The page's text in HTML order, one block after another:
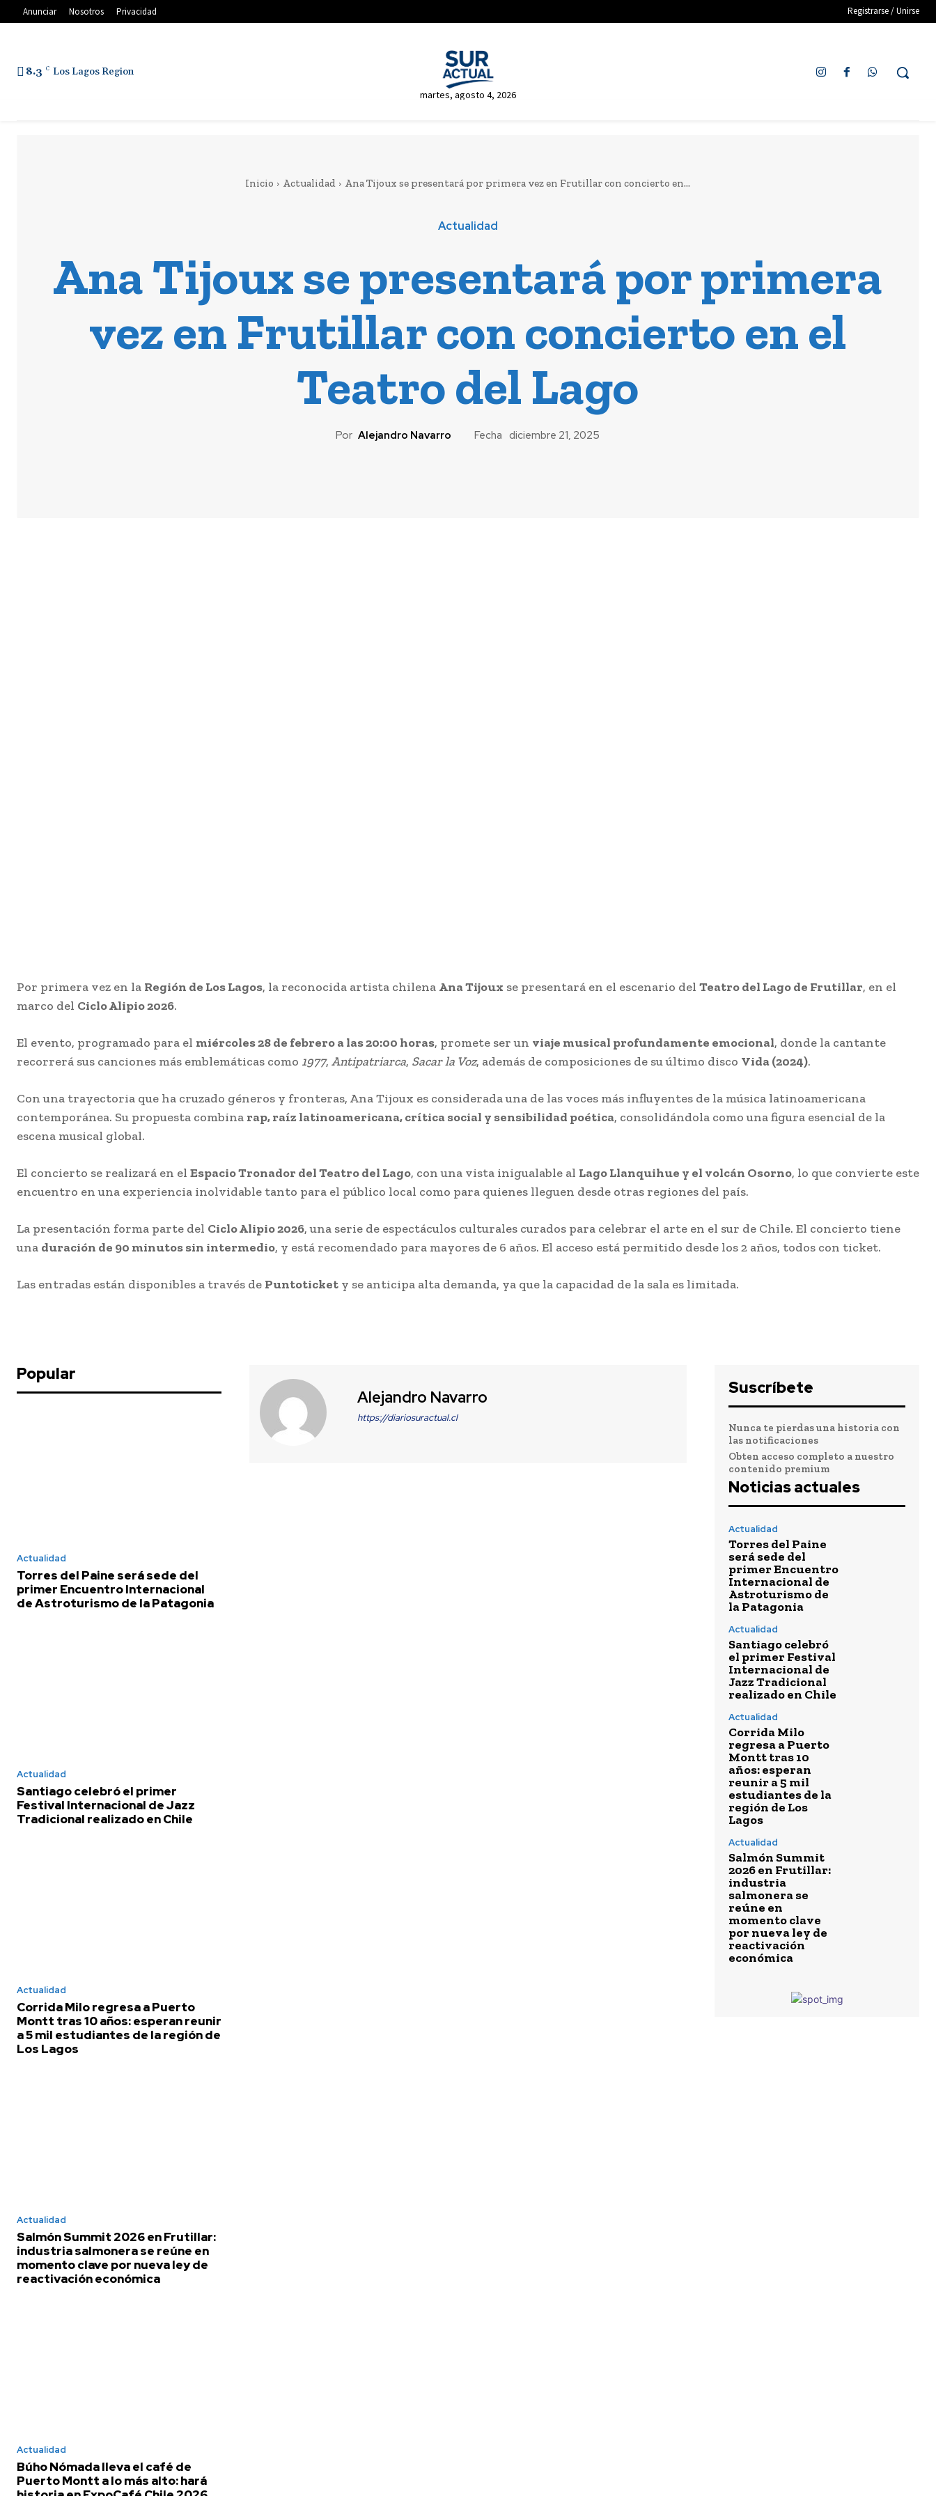
Anunciar Nosotros Privacidad Registrarse / Unirse
8.3 C Los Lagos Region
martes, agosto 4, 2026
Inicio Actualidad Ana Tijoux se presentará por primera vez en Frutillar con concierto en...
Actualidad
Ana Tijoux se presentará por primera
vez en Frutillar con concierto en el
Teatro del Lago
Por Alejandro Navarro Fecha diciembre 21, 2025
Por primera vez en la Región de Los Lagos, la reconocida artista chilena Ana Tijoux se presentará en el escenario del Teatro del Lago de Frutillar, en el
marco del Ciclo Alipio 2026.
El evento, programado para el miércoles 28 de febrero a las 20:00 horas, promete ser un viaje musical profundamente emocional, donde la cantante
recorrerá sus canciones más emblemáticas como 1977, Antipatriarca, Sacar la Voz, además de composiciones de su último disco Vida (2024).
Con una trayectoria que ha cruzado géneros y fronteras, Ana Tijoux es considerada una de las voces más influyentes de la música latinoamericana
contemporánea. Su propuesta combina rap, raíz latinoamericana, crítica social y sensibilidad poética, consolidándola como una figura esencial de la
escena musical global.
El concierto se realizará en el Espacio Tronador del Teatro del Lago, con una vista inigualable al Lago Llanquihue y el volcán Osorno, lo que convierte este
encuentro en una experiencia inolvidable tanto para el público local como para quienes lleguen desde otras regiones del país.
La presentación forma parte del Ciclo Alipio 2026, una serie de espectáculos culturales curados para celebrar el arte en el sur de Chile. El concierto tiene
una duración de 90 minutos sin intermedio, y está recomendado para mayores de 6 años. El acceso está permitido desde los 2 años, todos con ticket.
Las entradas están disponibles a través de Puntoticket y se anticipa alta demanda, ya que la capacidad de la sala es limitada.
Popular
Actualidad
Torres del Paine será sede del
primer Encuentro Internacional
de Astroturismo de la Patagonia
Actualidad
Santiago celebró el primer
Festival Internacional de Jazz
Tradicional realizado en Chile
Actualidad
Corrida Milo regresa a Puerto
Montt tras 10 años: esperan reunir
a 5 mil estudiantes de la región de
Los Lagos
Actualidad
Salmón Summit 2026 en Frutillar:
industria salmonera se reúne en
momento clave por nueva ley de
reactivación económica
Actualidad
Búho Nómada lleva el café de
Puerto Montt a lo más alto: hará
Alejandro Navarro
https://diariosuractual.cl
Suscríbete
Nunca te pierdas una historia con
las notificaciones
Obten acceso completo a nuestro
contenido premium
Noticias actuales
Actualidad
Torres del Paine
será sede del
primer Encuentro
Internacional de
Astroturismo de
la Patagonia
Actualidad
Santiago celebró
el primer Festival
Internacional de
Jazz Tradicional
realizado en Chile
Actualidad
Corrida Milo
regresa a Puerto
Montt tras 10
años: esperan
reunir a 5 mil
estudiantes de la
región de Los
Lagos
Actualidad
Salmón Summit
2026 en Frutillar:
industria
salmonera se
reúne en
momento clave
por nueva ley de
reactivación
económica